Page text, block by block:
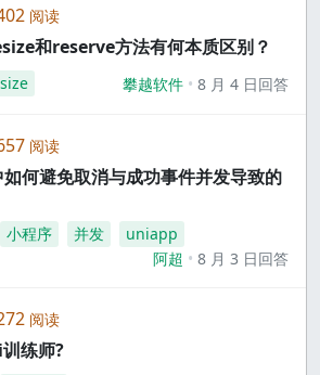
阅读
和reserve方法有何本质区别？
攀越软件 8 月 4 日回答
阅读
何避免取消与成功事件并发导致的
小程序 并发
uniapp
阿超
8 月 3 日回答
阅读
练师?